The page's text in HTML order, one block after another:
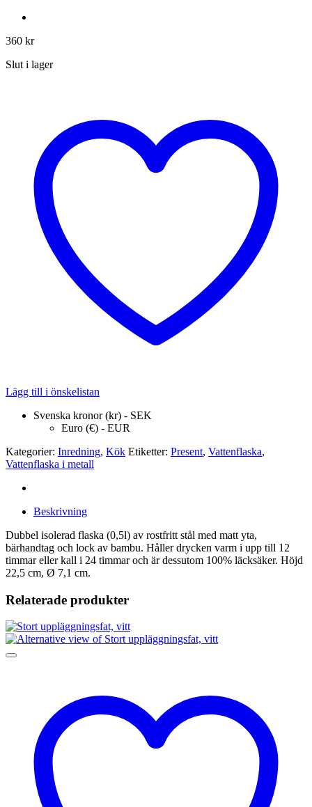
360 kr
Slut i lager
Lägg till i önskelistan
Svenska kronor (kr) - SEK
Euro (€) - EUR
Kategorier: Inredning, Kök Etiketter: Present, Vattenflaska,
Vattenflaska i metall
Beskrivning
Dubbel isolerad flaska (0,5l) av rostfritt stål med matt yta,
bärhandtag och lock av bambu. Håller drycken varm i upp till 12
timmar eller kall i 24 timmar och är dessutom 100% läcksäker. Höjd
22,5 cm, Ø 7,1 cm.
Relaterade produkter